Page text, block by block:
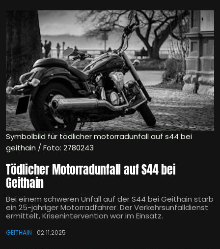
Symbolbild für tödlicher motorradunfall auf s44 bei
geithain / Foto: 2780243
Tödlicher Motorradunfall auf S44 bei
Geithain
Bei einem schweren Unfall auf der S44 bei Geithain starb
ein 25-jähriger Motorradfahrer. Der Verkehrsunfalldienst
ermittelt, Krisenintervention war im Einsatz.
GEITHAIN 02.11.2025